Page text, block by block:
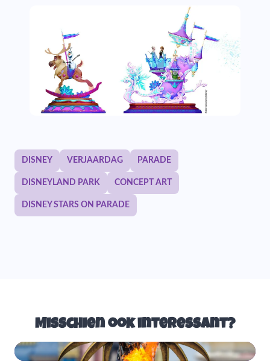
DISNEY VERJAARDAG PARADE
DISNEYLAND PARK CONCEPT ART
DISNEY STARS ON PARADE
Misschien ook interessant?